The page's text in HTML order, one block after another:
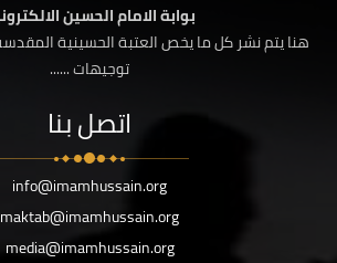
بوابة الامام الحسين
هنا يتم نشر كل ما يخص العتبة الحسينية
توجيهات ......
اتصل بنا
info@imamhussain.org
maktab@imamhussain.org
media@imamhussain.org